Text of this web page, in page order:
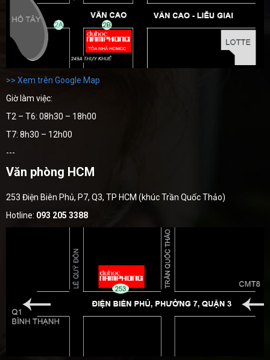
>> Xem trên Google Map
Giờ làm việc:
T2 – T6: 08h30 – 18h00
T7: 8h30 – 12h00
---
Văn phòng HCM
253 Điện Biên Phủ, P7, Q3, TP HCM (khúc Trần Quốc Thảo)
Hotline: 093 205 3388